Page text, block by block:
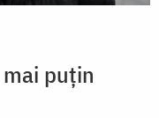
puțin